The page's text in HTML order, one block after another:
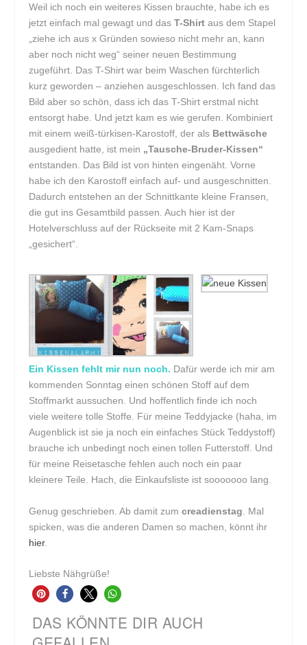
Weil ich noch ein weiteres Kissen brauchte, habe ich es
jetzt einfach mal gewagt und dasT-Shirt aus dem Stapel
„ziehe ich aus x Gründen sowieso nicht mehr an, kann
aber noch nicht weg“ seiner neuen Bestimmung
zugeführt. Das T-Shirt war beim Waschen fürchterlich
kurz geworden – anziehen ausgeschlossen. Ich fand das
Bild aber so schön, dass ich das T-Shirt erstmal nicht
entsorgt habe. Und jetzt kam es wie gerufen. Kombiniert
mit einem weiß-türkisen-Karostoff, der als Bettwäsche
ausgedient hatte, ist mein „Tausche-Bruder-Kissen“
entstanden. Das Bild ist von hinten eingenäht. Vorne
habe ich den Karostoff einfach auf- und ausgeschnitten.
Dadurch entstehen an der Schnittkante kleine Fransen,
die gut ins Gesamtbild passen. Auch hier ist der
Hotelverschluss auf der Rückseite mit 2 Kam-Snaps
„gesichert“.
Ein Kissen fehlt mir nun noch. Dafür werde ich mir am
kommenden Sonntag einen schönen Stoff auf dem
Stoffmarkt aussuchen. Und hoffentlich finde ich noch
viele weitere tolle Stoffe. Für meine Teddyjacke (haha, im
Augenblick ist sie ja noch ein einfaches Stück Teddystoff)
brauche ich unbedingt noch einen tollen Futterstoff. Und
für meine Reisetasche fehlen auch noch ein paar
kleinere Teile. Hach, die Einkaufsliste ist sooooooo lang.
Genug geschrieben. Ab damit zumcreadienstag . Mal
spicken, was die anderen Damen so machen, könnt ihr
hier.
Liebste Nähgrüße!
DAS KÖNNTE DIR AUCH